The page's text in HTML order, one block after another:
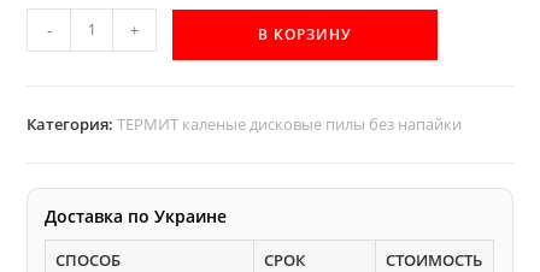
Количество
товара
дисковая
пила
- + В КОРЗИНУ
Категория:ТЕРМИТ каленые дисковые пилы без напайки
Доставка по Украине
СПОСОБ СРОК
СТОИМОСТЬ